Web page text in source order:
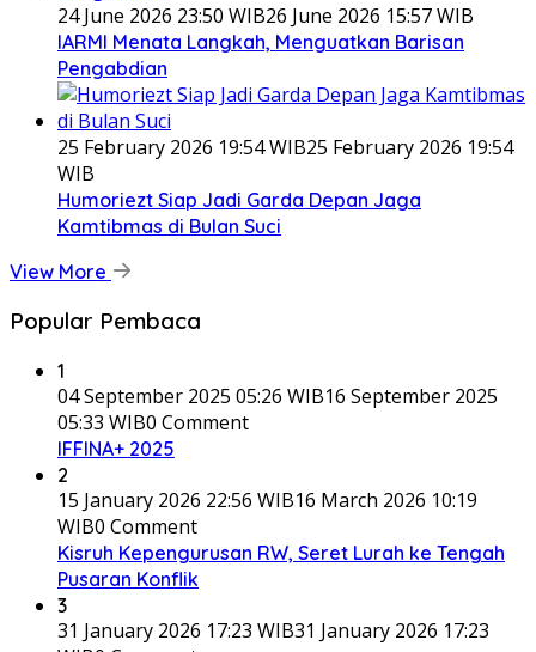
24 June 2026 23:50 WIB26 June 2026 15:57 WIB
IARMI Menata Langkah, Menguatkan Barisan
Pengabdian
25 February 2026 19:54 WIB25 February 2026 19:54
WIB
Humoriezt Siap Jadi Garda Depan Jaga
Kamtibmas di Bulan Suci
View More
Popular Pembaca
1
04 September 2025 05:26 WIB16 September 2025
05:33 WIB0 Comment
IFFINA+ 2025
2
15 January 2026 22:56 WIB16 March 2026 10:19
WIB0 Comment
Kisruh Kepengurusan RW, Seret Lurah ke Tengah
Pusaran Konflik
3
31 January 2026 17:23 WIB31 January 2026 17:23